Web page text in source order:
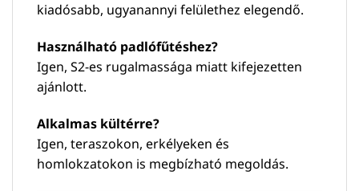
kiadósabb, ugyanannyi felülethez elegendő.
Használható padlófűtéshez?
Igen, S2-es rugalmassága miatt kifejezetten
ajánlott.
Alkalmas kültérre?
Igen, teraszokon, erkélyeken és
homlokzatokon is megbízható megoldás.